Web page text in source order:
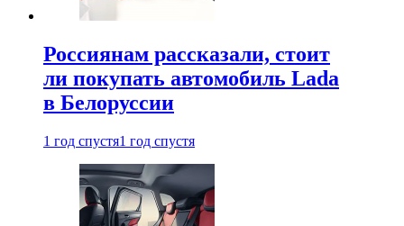
Россиянам рассказали, стоит
ли покупать автомобиль Lada
в Белоруссии
1 год спустя1 год спустя